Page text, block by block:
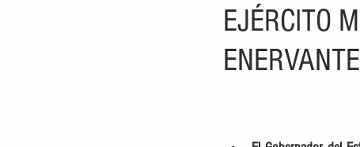
EJÉRCITO